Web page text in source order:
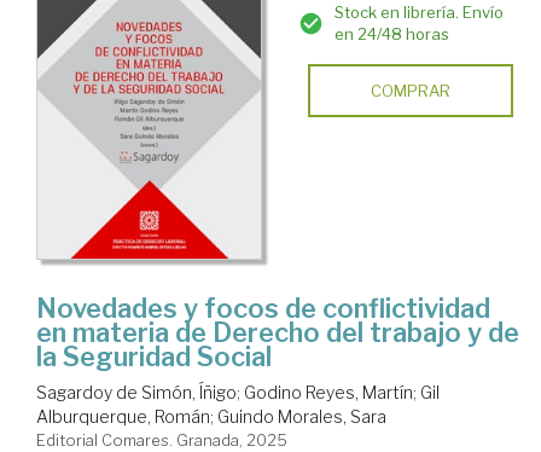
Stock en librería. Envío
en 24/48 horas
COMPRAR
Novedades y focos de conflictividad
en materia de Derecho del trabajo y de
la Seguridad Social
Sagardoy de Simón, Íñigo; Godino Reyes, Martín; Gil
Alburquerque, Román; Guindo Morales, Sara
Editorial Comares. Granada, 2025